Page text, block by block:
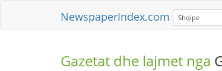
NewspaperIndex.com Shqipe
Gazetat dhe lajmet nga